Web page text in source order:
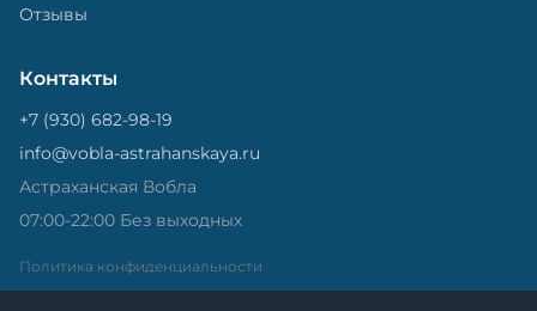
Отзывы
Контакты
+7 (930) 682-98-19
info@vobla-astrahanskaya.ru
Астраханская Вобла
07:00-22:00 Без выходных
Политика конфиденциальности